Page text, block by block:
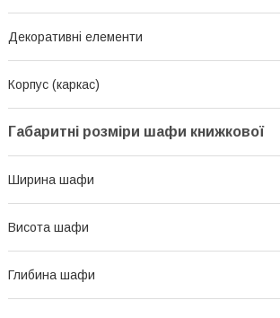
Декоративні елементи
Корпус (каркас)
Габаритні розміри шафи книжкової
Ширина шафи
Висота шафи
Глибина шафи